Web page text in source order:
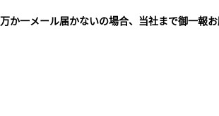
一メール届かないの場合、当社まで御一報お